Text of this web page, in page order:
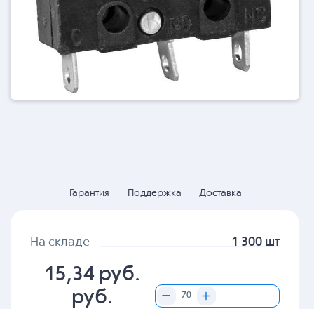
Гарантия Поддержка Доставка
На складе 1 300 шт
15,34 руб.
руб.